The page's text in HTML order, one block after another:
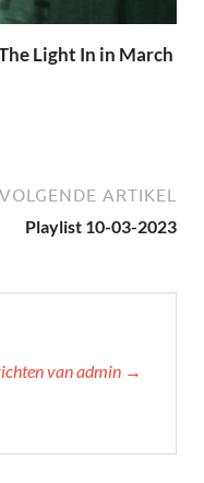
Light In in March
VOLGENDE ARTIKEL
Playlist 10-03-2023
van admin →